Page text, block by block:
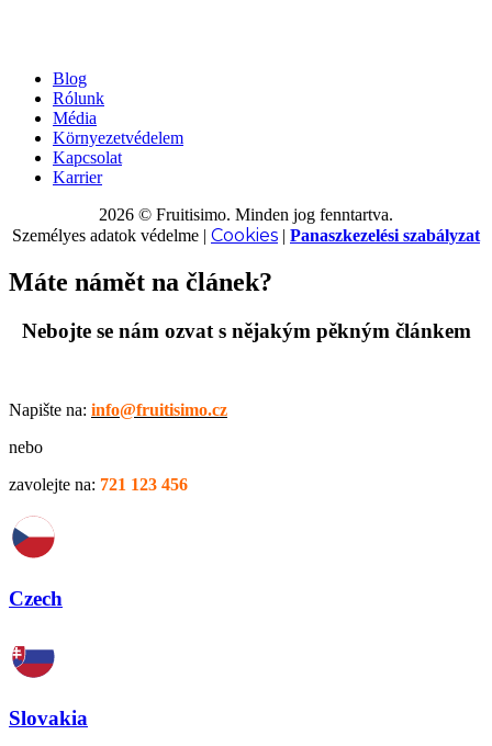
Blog
Rólunk
Média
Környezetvédelem
Kapcsolat
Karrier
2026 © Fruitisimo. Minden jog fenntartva.
Személyes adatok védelme | Cookies | Panaszkezelési szabályzat
Máte námět na článek?
Nebojte se nám ozvat s nějakým pěkným článkem
Napište na: info@fruitisimo.cz
nebo
zavolejte na: 721 123 456
Czech
Slovakia